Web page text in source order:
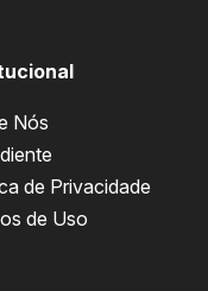
Nós
de Privacidade
de Uso